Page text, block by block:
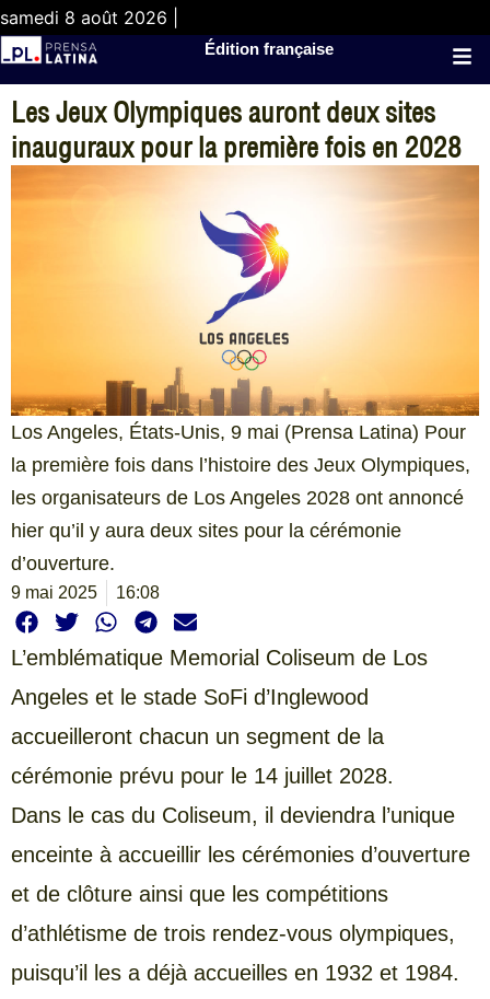
samedi 8 août 2026 |
Édition française
Les Jeux Olympiques auront deux sites
inauguraux pour la première fois en 2028
Los Angeles, États-Unis, 9 mai (Prensa Latina) Pour
la première fois dans l’histoire des Jeux Olympiques,
les organisateurs de Los Angeles 2028 ont annoncé
hier qu’il y aura deux sites pour la cérémonie
d’ouverture.
9 mai 2025 16:08
L’emblématique Memorial Coliseum de Los
Angeles et le stade SoFi d’Inglewood
accueilleront chacun un segment de la
cérémonie prévu pour le 14 juillet 2028.
Dans le cas du Coliseum, il deviendra l’unique
enceinte à accueillir les cérémonies d’ouverture
et de clôture ainsi que les compétitions
d’athlétisme de trois rendez-vous olympiques,
puisqu’il les a déjà accueilles en 1932 et 1984.